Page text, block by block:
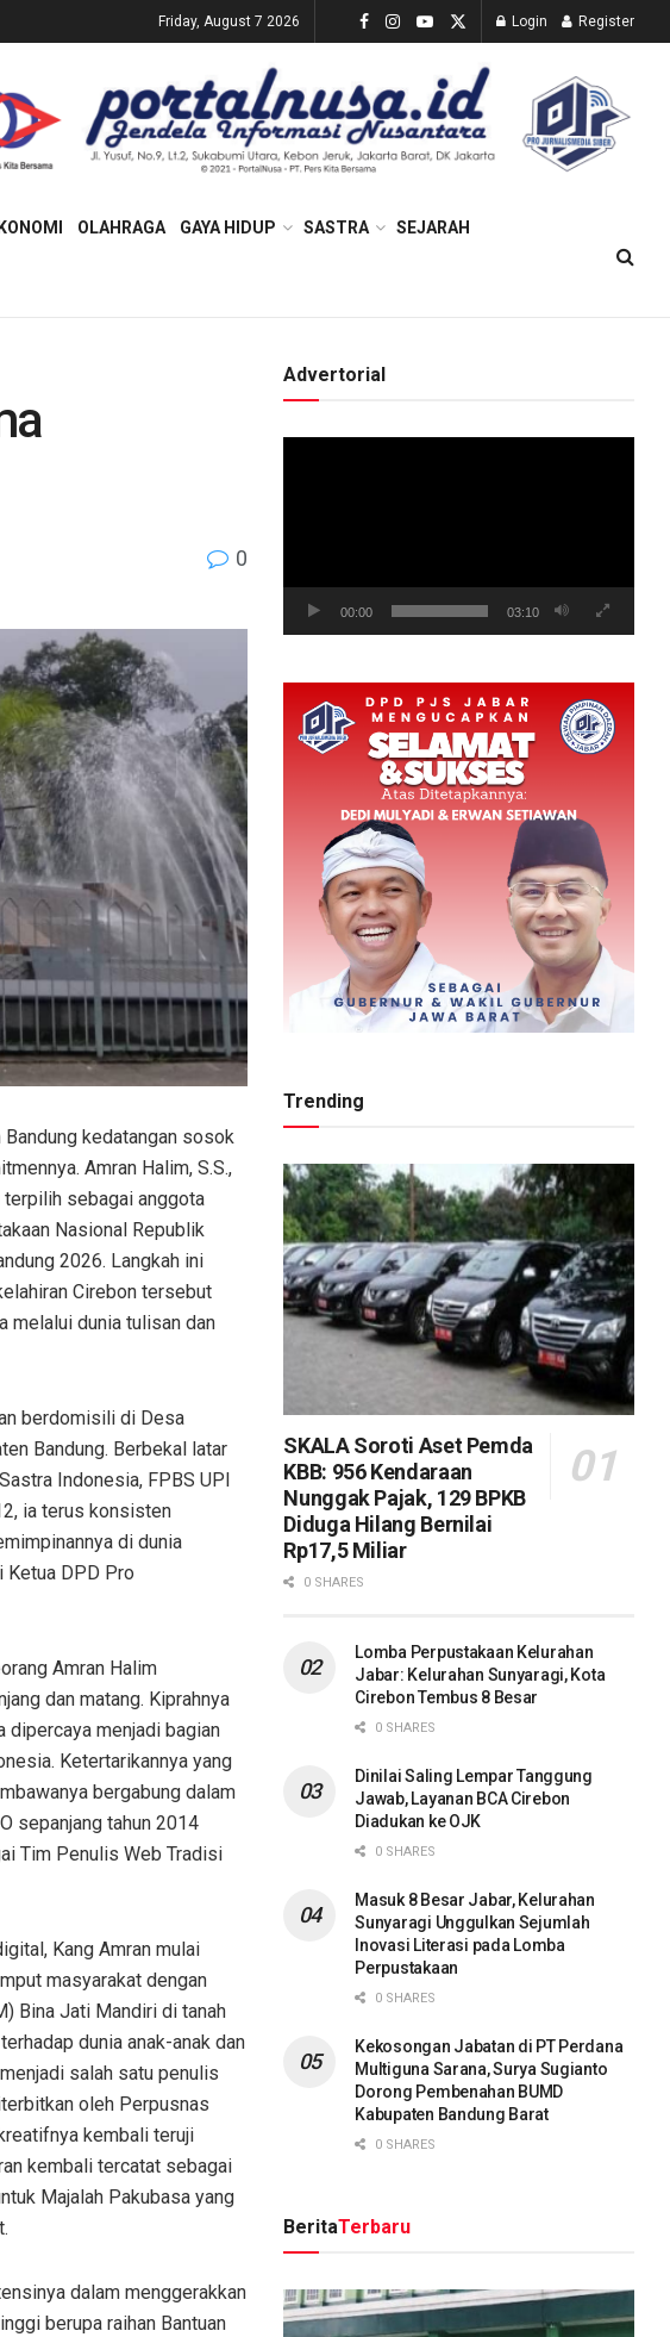
Friday, August 7 2026 Login Register
OLAHRAGA GAYA HIDUP SASTRA SEJARAH
0
kedatangan sosok
Amran Halim, S.S.,
terpilih sebagai anggota
Nasional Republik
2026. Langkah ini
Cirebon tersebut
melalui dunia tulisan dan
berdomisili di Desa
Bandung. Berbekal latar
Indonesia, FPBS UPI
ia terus konsisten
di dunia
Ketua DPD Pro
Amran Halim
dan matang. Kiprahnya
dipercaya menjadi bagian
Ketertarikannya yang
bergabung dalam
sepanjang tahun 2014
Tim Penulis Web Tradisi
Kang Amran mulai
masyarakat dengan
Bina Jati Mandiri di tanah
dunia anak-anak dan
salah satu penulis
oleh Perpusnas
kembali teruji
kembali tercatat sebagai
Majalah Pakubasa yang
dalam menggerakkan
berupa raihan Bantuan
Advertorial
00:00 03:10
Trending
SKALA Soroti Aset Pemda
KBB: 956 Kendaraan
Nunggak Pajak, 129 BPKB
Diduga Hilang Bernilai
Rp17,5 Miliar
0 SHARES
Lomba Perpustakaan Kelurahan
Jabar: Kelurahan Sunyaragi, Kota
Cirebon Tembus 8 Besar
0 SHARES
Dinilai Saling Lempar Tanggung
Jawab, Layanan BCA Cirebon
Diadukan ke OJK
0 SHARES
Masuk 8 Besar Jabar, Kelurahan
Sunyaragi Unggulkan Sejumlah
Inovasi Literasi pada Lomba
Perpustakaan
0 SHARES
Kekosongan Jabatan di PT Perdana
Multiguna Sarana, Surya Sugianto
Dorong Pembenahan BUMD
Kabupaten Bandung Barat
0 SHARES
BeritaTerbaru